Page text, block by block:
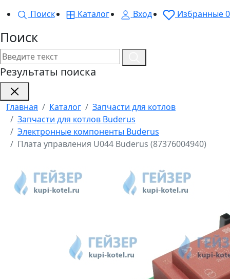
Поиск
Каталог Вход Избранные0
Поиск
Результаты поиска
Главная Каталог
Запчасти для котлов
Запчасти для котлов Buderus
Электронные компоненты Buderus
Плата управления U044 Buderus (87376004940)